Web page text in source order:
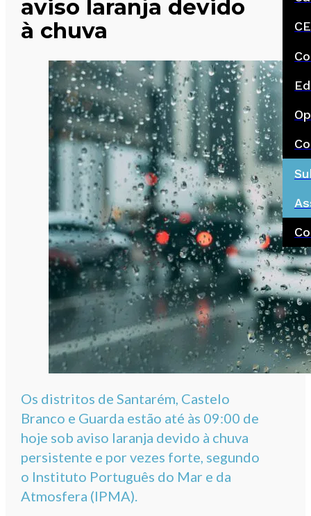
aviso laranja devido
à chuva
Os distritos de Santarém, Castelo
Branco e Guarda estão até às 09:00 de
hoje sob aviso laranja devido à chuva
persistente e por vezes forte, segundo
o Instituto Português do Mar e da
Atmosfera (IPMA).